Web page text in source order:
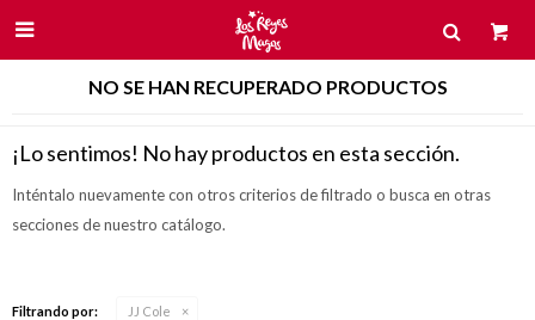

NO SE HAN RECUPERADO PRODUCTOS
¡Lo sentimos! No hay productos en esta sección.
Inténtalo nuevamente con otros criterios de filtrado o busca en otras
secciones de nuestro catálogo.
Filtrando por: JJ Cole